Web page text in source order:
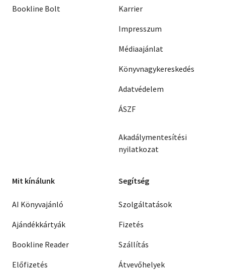
Bookline Bolt
Karrier
Impresszum
Médiaajánlat
Könyvnagykereskedés
Adatvédelem
ÁSZF
Akadálymentesítési
nyilatkozat
Mit kínálunk
AI Könyvajánló
Ajándékkártyák
Bookline Reader
Előfizetés
Segítség
Szolgáltatások
Fizetés
Szállítás
Átvevőhelyek